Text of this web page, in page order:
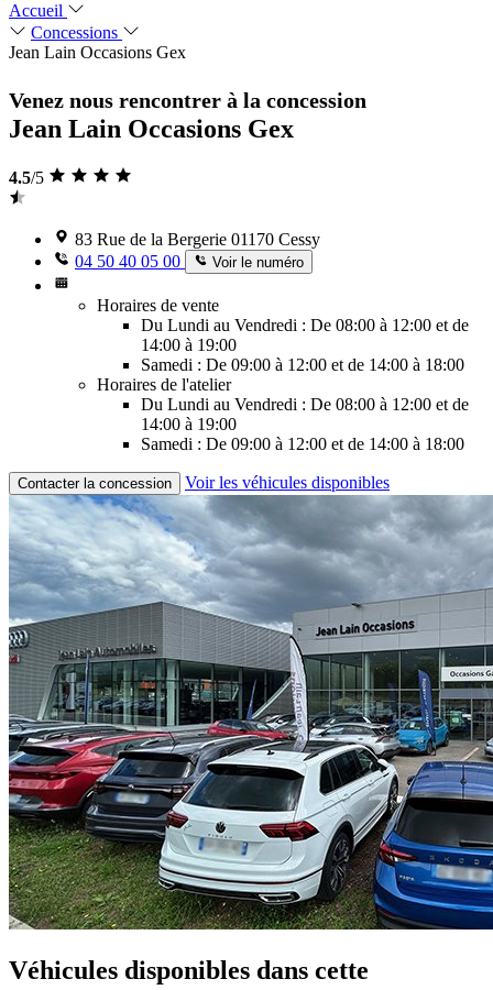
Accueil
Concessions
Jean Lain Occasions Gex
Venez nous rencontrer à la concession
Jean Lain Occasions Gex
4.5/5
83 Rue de la Bergerie 01170 Cessy
04 50 40 05 00
Voir le numéro
Horaires de vente
Du Lundi au Vendredi : De 08:00 à 12:00 et de
14:00 à 19:00
Samedi : De 09:00 à 12:00 et de 14:00 à 18:00
Horaires de l'atelier
Du Lundi au Vendredi : De 08:00 à 12:00 et de
14:00 à 19:00
Samedi : De 09:00 à 12:00 et de 14:00 à 18:00
Contacter la concession Voir les véhicules disponibles
Véhicules disponibles dans cette